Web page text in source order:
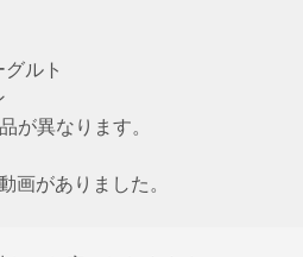
ルト
が異なります。
画がありました。